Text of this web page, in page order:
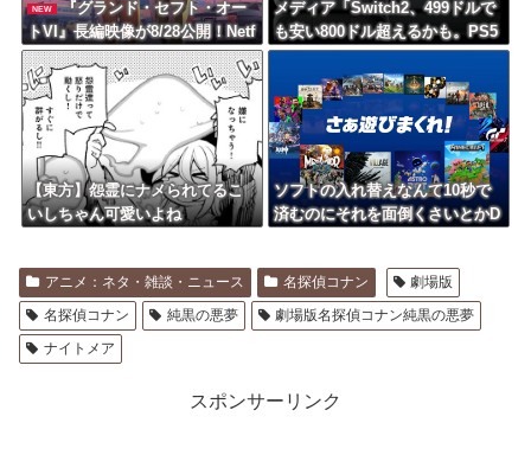
NEW
『グランド・セフト・オー
トVI』長編映像が8/28公開！Netf
lixは午前4時、YouTubeと公式サ
イトは午前10時
メディア「Switch2、499ドルで
も安い800ドル超えるかも。PS5
は直近での値上げ可能性低い」
【東方】怨霊にナメられてるこ
いしちゃん可愛いよね
ソフトの入れ替えなんて10秒で
済むのにそれを面倒くさいとかD
アニメ：ネタ・雑談・ニュース 名探偵コナン
劇場版
名探偵コナン
純黒の悪夢
劇場版名探偵コナン純黒の悪夢
ナイトメア
スポンサーリンク